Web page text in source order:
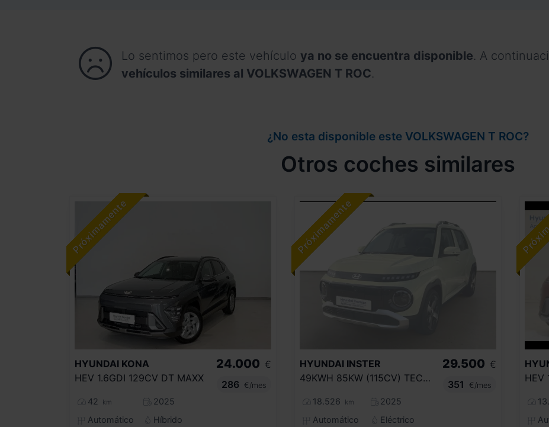
Lo sentimos pero este vehículo ya no se encuentra disponible. A
vehículos similares al VOLKSWAGEN T ROC.
¿No esta disponible este VOLKSWAGEN T ROC?
Otros coches similares
HYUNDAI KONA
HEV 1.6GDI 129CV DT MAXX
42 km
2025
Automático
Híbrido
24.000 €
286
€/mes
HYUNDAI INSTER
49KWH 85KW (115CV) TECNO
18.526 km
2025
Automático
Eléctrico
29.500 €
351
€/mes
HEV